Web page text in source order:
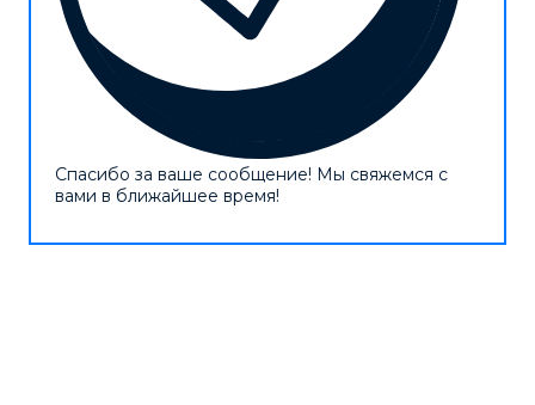
Спасибо за ваше сообщение! Мы свяжемся с
вами в ближайшее время!